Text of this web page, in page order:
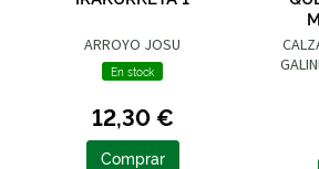
ARROYO JOSU
En stock
12,30 €
Comprar